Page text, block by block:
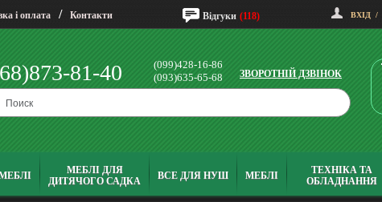
і оплата / Контакти Відгуки (118) ВХІД /
81-40
(099)428-16-86
(093)635-65-68
ЗВОРОТНІЙ ДЗВІНОК
МЕБЛІ ДЛЯ
ДИТЯЧОГО САДКА
ВСЕ ДЛЯ НУШ МЕБЛІ
ТЕХНІКА ТА
ОБЛАДНАННЯ